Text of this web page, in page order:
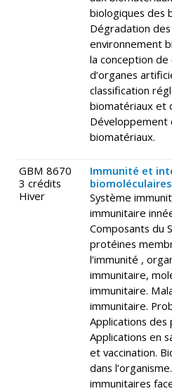
biologiques des
Dégradation
environnement
la conception
d’organes
classification
biomatériaux et
Développement
biomatériaux.
GBM 8670
3 crédits
Hiver
Immunité et
biomoléculaires
Système
immunitaire
Composants du
protéines
l’immunité ,
immunitaire,
immunitaire.
immunitaire.
Applications des
Applications en
et vaccination.
dans
immunitaires